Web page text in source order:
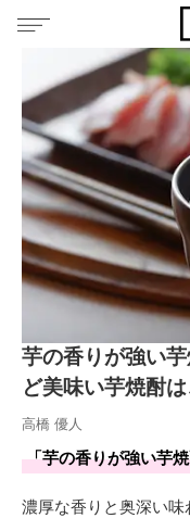
芋の香りが強い
ど美味い芋焼酎は
高橋 優人
「芋の香りが強い芋
濃厚な香りと奥深い